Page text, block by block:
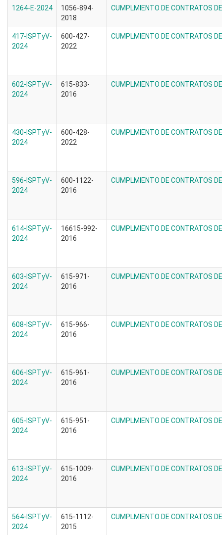
1264-E-2024
1056-894-
2018
CUMPLMIENTO DE CONTRATOS
417-ISPTyV-
2024
600-427-
2022
CUMPLMIENTO DE CONTRATOS
602-ISPTyV-
2024
615-833-
2016
CUMPLMIENTO DE CONTRATOS
430-ISPTyV-
2024
600-428-
2022
CUMPLMIENTO DE CONTRATOS
596-ISPTyV-
2024
600-1122-
2016
CUMPLMIENTO DE CONTRATOS
614-ISPTyV-
2024
16615-992-
2016
CUMPLMIENTO DE CONTRATOS
603-ISPTyV-
2024
615-971-
2016
CUMPLMIENTO DE CONTRATOS
608-ISPTyV-
2024
615-966-
2016
CUMPLMIENTO DE CONTRATOS
606-ISPTyV-
2024
615-961-
2016
CUMPLMIENTO DE CONTRATOS
605-ISPTyV-
2024
615-951-
2016
CUMPLMIENTO DE CONTRATOS
613-ISPTyV-
2024
615-1009-
2016
CUMPLMIENTO DE CONTRATOS
564-ISPTyV-
2024
615-1112-
2015
CUMPLMIENTO DE CONTRATOS